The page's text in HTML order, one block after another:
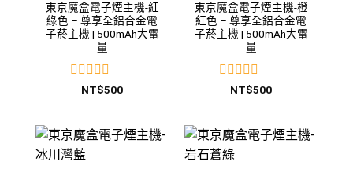
東京魔盒電子煙主機-紅
綠色 – 尊享全鋁合金電
子菸主機 | 500mAh大電
量
評
滿
分
5
NT$500
東京魔盒電子煙主機-橙
紅色 – 尊享全鋁合金電
子菸主機 | 500mAh大電
量
評
滿
分
5
NT$500